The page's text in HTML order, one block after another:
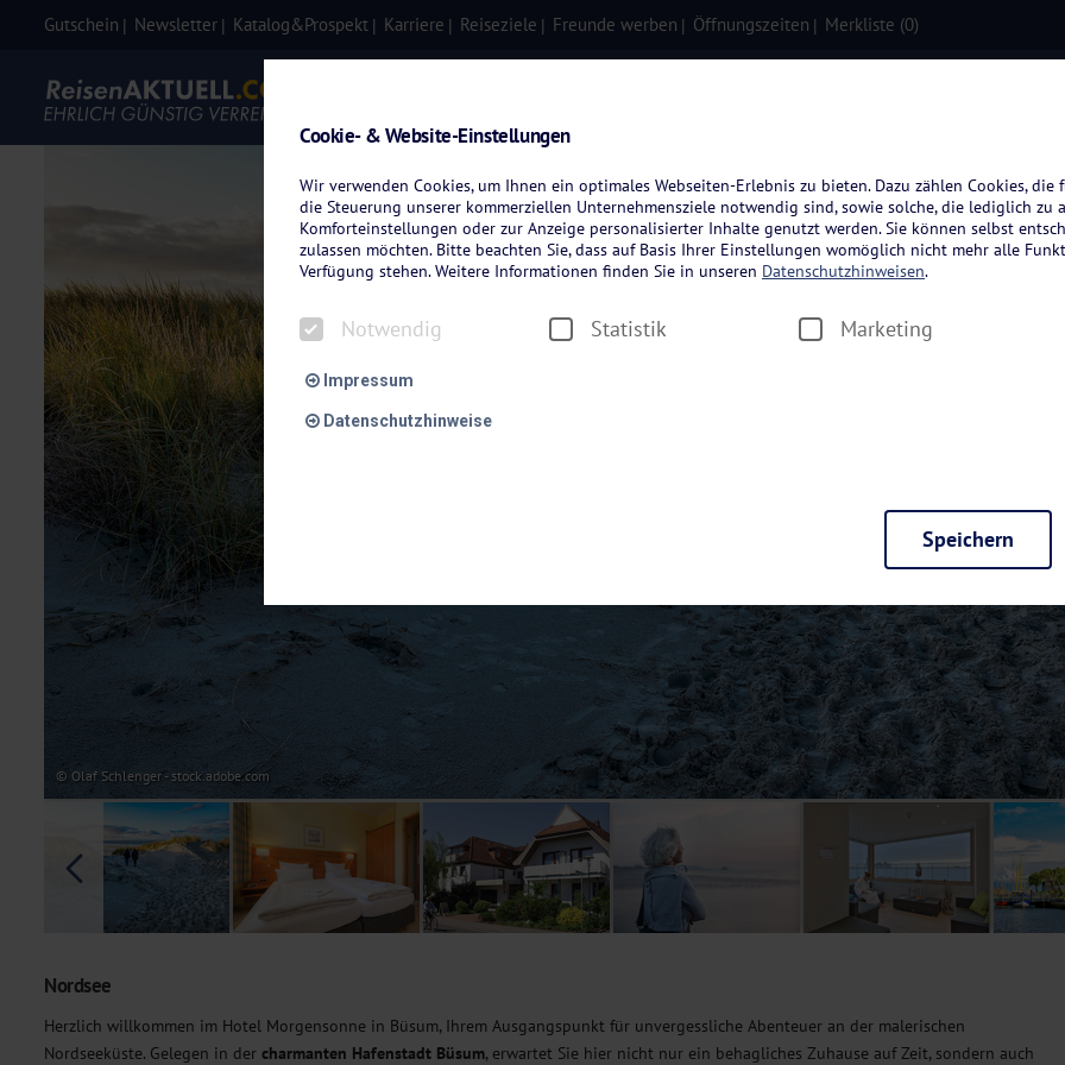
Gutschein Newsletter Katalog&Prospekt Karriere Reiseziele Freunde werben Öffnungszeiten Merkliste (0)
© Olaf Schlenger - stock.adobe.com
Nordsee
Herzlich willkommen im Hotel Morgensonne in Büsum, Ihrem Ausgangspunkt für unvergessliche Abenteuer an der malerischen
Nordseeküste. Gelegen in der charmanten Hafenstadt Büsum, erwartet Sie hier nicht nur ein behagliches Zuhause auf Zeit, sondern auch
Cookie- & Website-Einstellungen
Wir verwenden Cookies, um Ihnen ein optimales Webseiten-Erlebnis zu bieten. Dazu zählen Cookies,
die Steuerung unserer kommerziellen Unternehmensziele notwendig sind, sowie solche, die lediglich zu
Komforteinstellungen oder zur Anzeige personalisierter Inhalte genutzt werden. Sie können selbst
zulassen möchten. Bitte beachten Sie, dass auf Basis Ihrer Einstellungen womöglich nicht mehr alle
Verfügung stehen. Weitere Informationen finden Sie in unseren Datenschutzhinweisen.
Notwendig Statistik Marketing
Impressum
Datenschutzhinweise
Diese Cookies sind für den Betrieb der Seite unbedingt notwendig und ermöglichen beispielsweise
möchten, um Ihnen unsere Dienste bei einem erneuten Besuch unserer Seite schneller zur Verfügung zu
Statistik
Um unser Angebot und unsere Webseite weiter zu verbessern, erfassen wir anonymisierte Daten für
dieser Cookies können wir beispielsweise die Besucherzahlen und den Effekt bestimmter Seiten unseres
unsere Inhalte optimieren. Wir nutzen hierfür Dienste von Google und Facebook. Durch diese Dienste
Übermittlung, der auf unsere Website erfassten Daten, kommen. Weitere Hinweise zu der Verarbeitung
Datenschutzhinweisen
. Sie können Ihre Einwilligung jederzeit in denCookie-Einstellungen widerrufen.
Marketing
Diese Cookies werden genutzt, um Ihnen personalisierte Inhalte, passend zu Ihren Interessen anzuzeigen.
Speichern